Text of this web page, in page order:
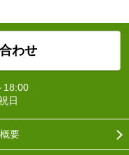
わせ
18:00
日
要